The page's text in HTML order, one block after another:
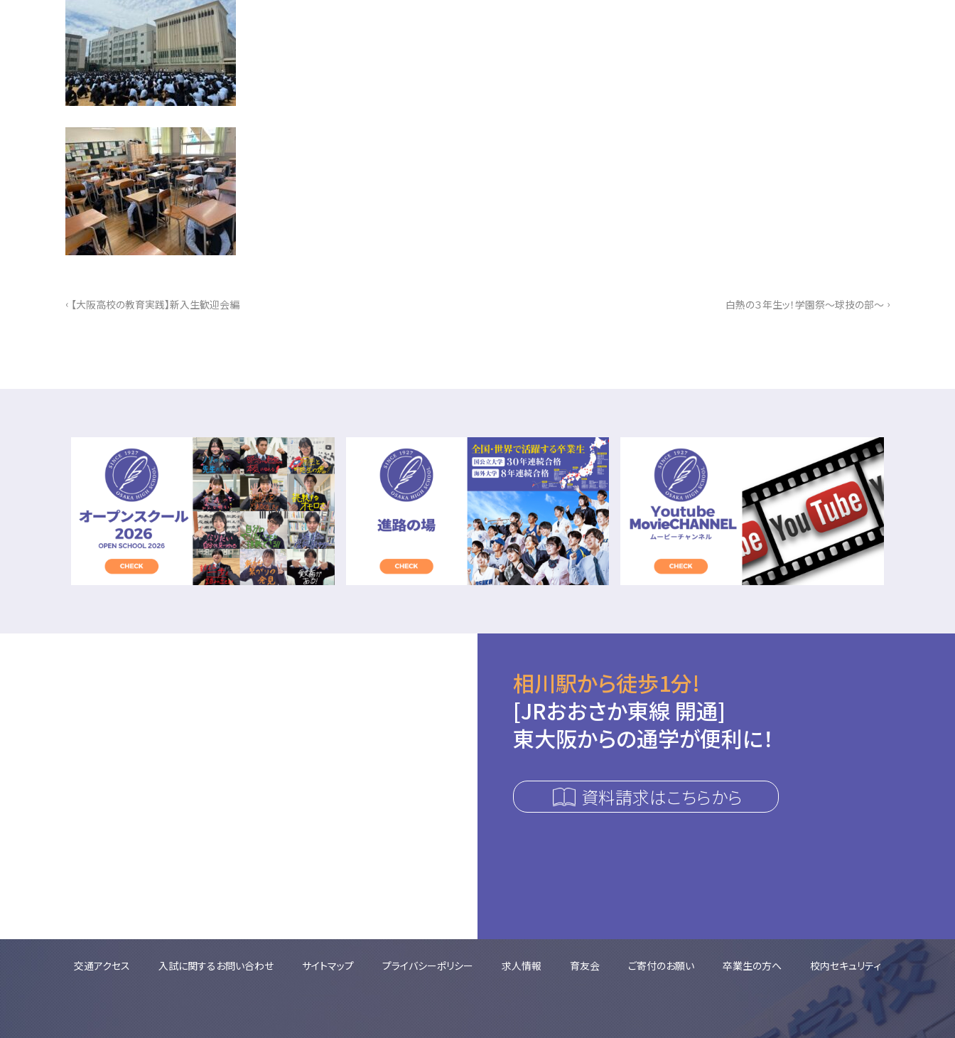
‹ 【大阪高校の教育実践】新入生歓迎会編 白熱の３年生ッ！学園祭～球技の部～ ›
相川駅から徒歩1分!
[JRおおさか東線 開通]
東大阪からの通学が便利に！
資料請求はこちらから
交通アクセス 入試に関するお問い合わせ サイトマップ プライバシーポリシー 求人情報 育友会 ご寄付のお願い 卒業生の方へ 校内セキュリティ